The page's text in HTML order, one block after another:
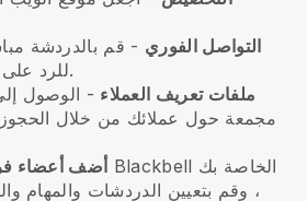
التواصل الفوري - قم بالدردشة
للرد على أي استفسارات.
ملفات تعريف العملاء - الوصول
مجمعة حول عملائك من خلال
أضف أعضاء
، وقم بتعيين الدردشات والمهام